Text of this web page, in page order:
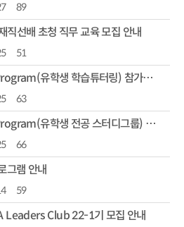
89
직선배 초청 직무 교육 모집 안내
51
Global Win-Win Program(유학생 학습튜터링) 참가자 모집 안내
63
Global Win-Win Program(유학생 전공 스터디그룹) 참가자 모집
66
그램 안내
59
Leaders Club 22-1기 모집 안내